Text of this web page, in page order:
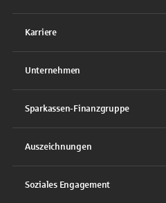
Karriere
Unternehmen
Sparkassen-Finanzgruppe
Auszeichnungen
Soziales Engagement